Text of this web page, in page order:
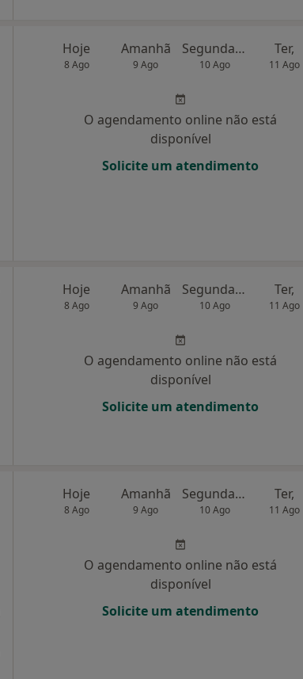
Hoje
8 Ago
Amanhã
9 Ago
Segunda-feira
10 Ago
Ter,
11 Ago
O agendamento online não está
disponível
Solicite um atendimento
Hoje
8 Ago
Amanhã
9 Ago
Segunda-feira
10 Ago
Ter,
11 Ago
O agendamento online não está
disponível
Solicite um atendimento
Hoje
8 Ago
Amanhã
9 Ago
Segunda-feira
10 Ago
Ter,
11 Ago
O agendamento online não está
disponível
Solicite um atendimento